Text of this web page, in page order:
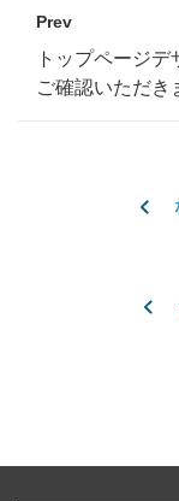
Prev
トップページデ
ご確認いただき